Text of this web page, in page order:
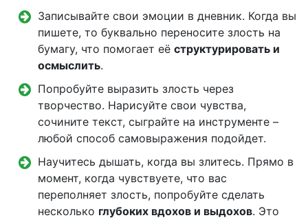
Записывайте свои эмоции в дневник. Когда вы
пишете, то буквально переносите злость на
бумагу, что помогает её структурировать и
осмыслить.
Попробуйте выразить злость через
творчество. Нарисуйте свои чувства,
сочините текст, сыграйте на инструменте –
любой способ самовыражения подойдет.
Научитесь дышать, когда вы злитесь. Прямо в
момент, когда чувствуете, что вас
переполняет злость, попробуйте сделать
несколько глубоких вдохов и выдохов. Это